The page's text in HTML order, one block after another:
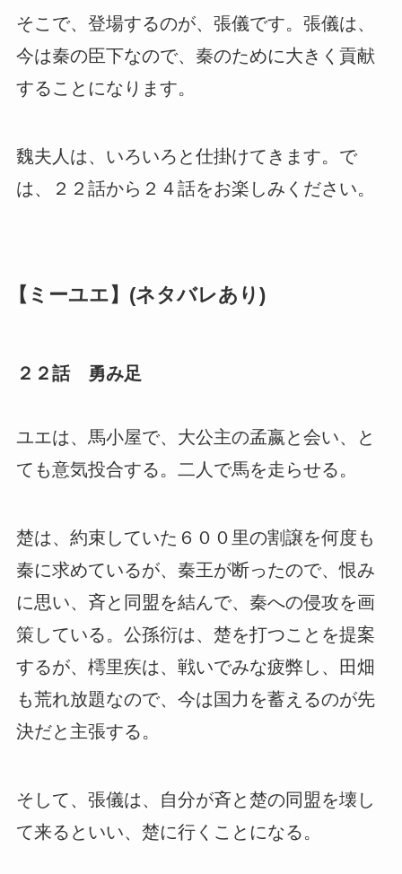
そこで、登場するのが、張儀です。張儀は、
今は秦の臣下なので、秦のために大きく貢献
することになります。
魏夫人は、いろいろと仕掛けてきます。で
は、２２話から２４話をお楽しみください。
【ミーユエ】(ネタバレあり)
２２話 勇み足
ユエは、馬小屋で、大公主の孟嬴と会い、と
ても意気投合する。二人で馬を走らせる。
楚は、約束していた６００里の割譲を何度も
秦に求めているが、秦王が断ったので、恨み
に思い、斉と同盟を結んで、秦への侵攻を画
策している。公孫衍は、楚を打つことを提案
するが、樗里疾は、戦いでみな疲弊し、田畑
も荒れ放題なので、今は国力を蓄えるのが先
決だと主張する。
そして、張儀は、自分が斉と楚の同盟を壊し
て来るといい、楚に行くことになる。